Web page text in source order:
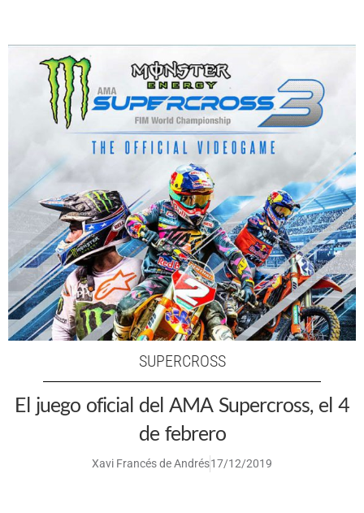
SUPERCROSS
El juego oficial del AMA Supercross, el 4
de febrero
Xavi Francés de Andrés17/12/2019